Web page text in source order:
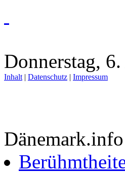
Donnerstag,
Inhalt | Datenschutz | Impressum
Dänemark.info